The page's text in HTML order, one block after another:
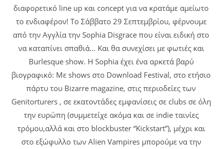
διαφορετικό line up και concept για να κρατάμε αμείωτο
το ενδιαφέρον! Το Σάββατο 29 Σεπτεμβρίου, φέρνουμε
από την Αγγλία την Sophia Disgrace που είναι ειδική στο
να καταπίνει σπαθιά… Και θα συνεχίσει με φωτιές και
Burlesque show. H Sophia έχει ένα αρκετά βαρύ
βιογραφικό: Με shows στο Download Festival, στο ετήσιο
πάρτυ του Bizarre magazine, στις περιοδείες των
Genitorturers , σε εκατοντάδες εμφανίσεις σε clubs σε όλη
την ευρώπη (συμμετείχε ακόμα και σε indie ταινίες
τρόμου,αλλά και στο blockbuster “Kickstart”), μέχρι και
στο εξώφυλλο των Alien Vampires μπορούμε να την